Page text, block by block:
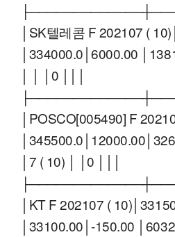
│SK텔레콤 F 202107 (
│334000.0│6000.00
│ │ │0 │││
│POSCO[005490] F
│7 ( 10) │ │0 │││
│KT F 202107 (
│33100.00│-150.00